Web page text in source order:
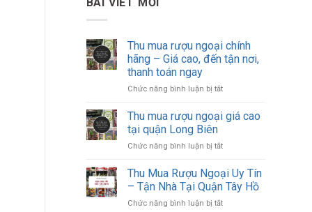
Thu mua rượu ngoại chính
hãng – Giá cao, đến tận nơi,
thanh toán ngay
Chức năng bình luận bị tắtở
mua
rượu
chính
–
Giá
đến
Thu mua rượu ngoại giá cao
tại quận Long Biên
Chức năng bình luận bị tắtở
mua
rượu
ngoại
giá
Thu Mua Rượu Ngoại Uy Tín
– Tận Nhà Tại Quận Tây Hồ
Chức năng bình luận bị tắtở